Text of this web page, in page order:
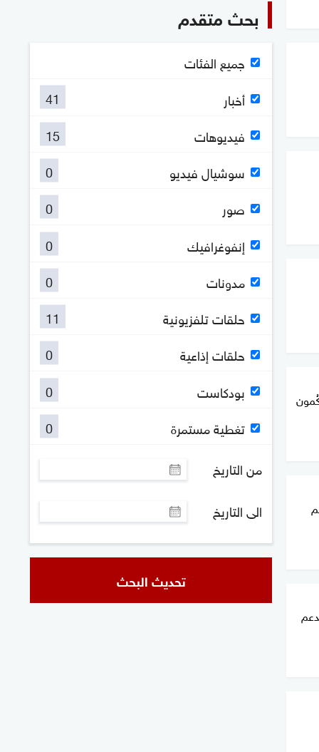
بحث متقدم
جميع الفئات
أخبار
41
فيديوهات
15
سوشيال فيديو
0
صور
0
إنفوغرافيك
0
مدونات
0
حلقات تلفزيونية
11
حلقات إذاعية
0
بودكاست
0
تغطية مستمرة
0
من التاريخ
الى التاريخ
تحديث البحث